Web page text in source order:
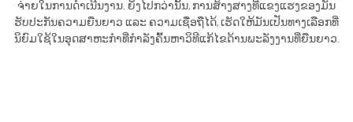
ຈ່າຍໃນການດຳເນີນງານ. ຍິ່ງໄປກວ່ານັ້ນ, ການສ້າງສາງທີ່ແຂງແຮງຂອງມັນ
ຮັບປະກັນຄວາມຍືນຍາວ ແລະ ຄວາມເຊື່ອຖືໄດ້, ເຮັດໃຫ້ມັນເປັນທາງເລືອກທີ່
ນິຍົມໃຊ້ໃນອຸດສາຫະກຳທີ່ກຳລັງຄົ້ນຫາວິທີແກ້ໄຂດ້ານພະລັງງານທີ່ຍືນຍາວ.